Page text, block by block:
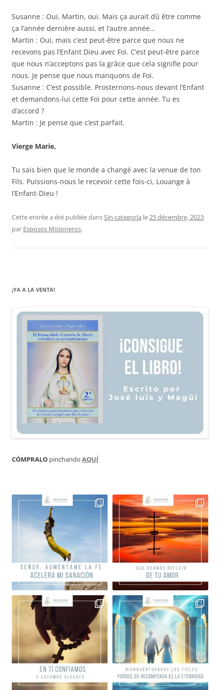
Susanne : Oui, Martin, oui. Mais ça aurait dû être comme
ça l’année dernière aussi, et l’autre année…
Martin : Oui, mais c’est peut-être parce que nous ne
recevons pas l’Enfant Dieu avec Foi. C’est peut-être parce
que nous n’acceptons pas la grâce que cela signifie pour
nous. Je pense que nous manquons de Foi.
Susanne : C’est possible. Prosternons-nous devant l’Enfant
et demandons-lui cette Foi pour cette année. Tu es
d’accord ?
Martin : Je pense que c’est parfait.
Vierge Marie,
Tu sais bien que le monde a changé avec la venue de ton
Fils. Puissions-nous le recevoir cette fois-ci, Louange à
l’Enfant-Dieu !
Cette entrée a été publiée dansSin categoría le25 décembre, 2023
par Esposos Misioneros.
¡YA A LA VENTA!
CÓMPRALO pinchando AQUÍ